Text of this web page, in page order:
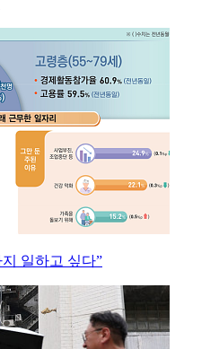
일하고 싶다”